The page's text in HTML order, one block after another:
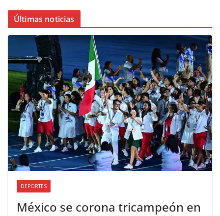
Últimas noticias
DEPORTES
México se corona tricampeón en